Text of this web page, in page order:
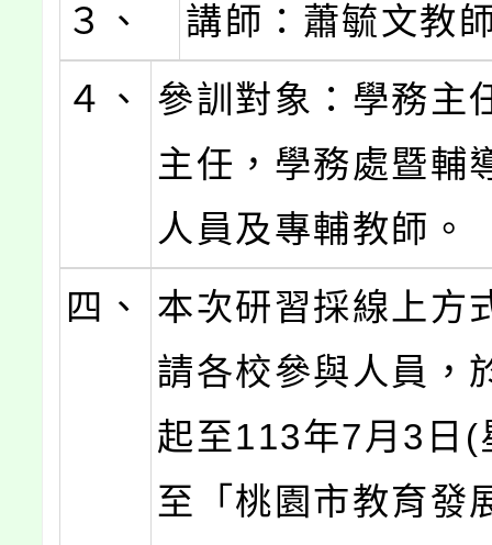
３、
講師：蕭毓文教
４、
參訓對象：學務主
主任，學務處暨輔
人員及專輔教師。
四、
本次研習採線上方
請各校參與人員，
起至113年7月3日(
至「桃園市教育發